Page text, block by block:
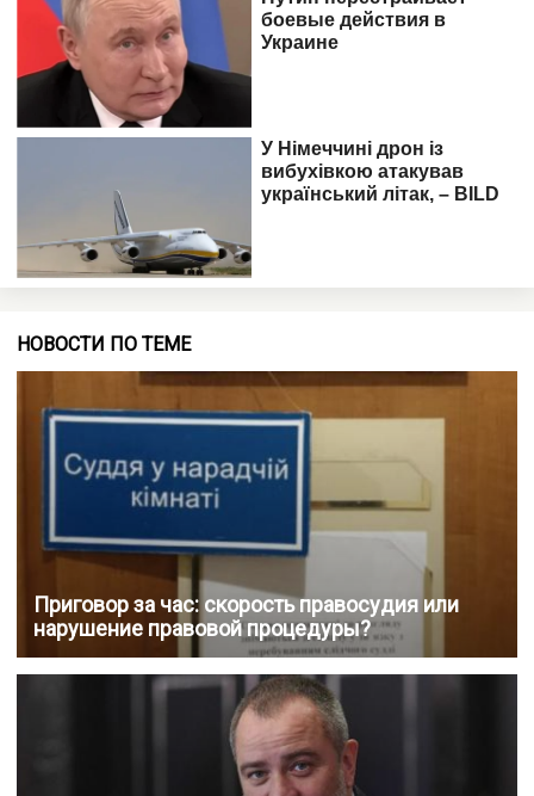
НОВОСТИ ПО ТЕМЕ
Приговор за час: скорость правосудия или
нарушение правовой процедуры?